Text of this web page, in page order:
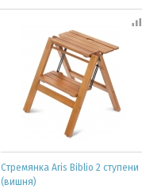
Cтремянка Aris Biblio 2 ступени
(вишня)